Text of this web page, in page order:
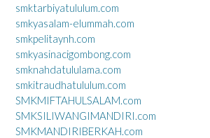
smktarbiyatululum.com
smkyasalam-elummah.com
smkpelitaynh.com
smkyasinacigombong.com
smknahdatululama.com
smkitraudhatululum.com
SMKMIFTAHULSALAM.com
SMKSILIWANGIMANDIRI.com
SMKMANDIRIBERKAH.com